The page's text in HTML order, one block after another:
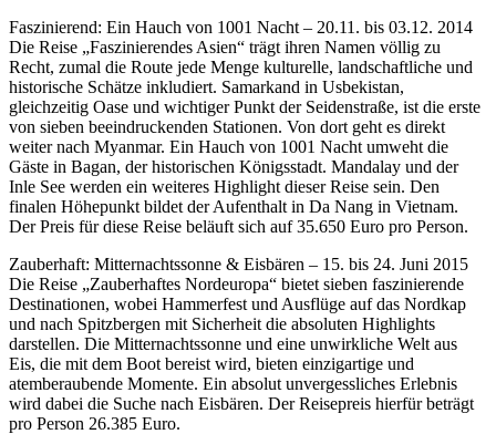
Faszinierend: Ein Hauch von 1001 Nacht – 20.11. bis 03.12. 2014
Die Reise „Faszinierendes Asien“ trägt ihren Namen völlig zu
Recht, zumal die Route jede Menge kulturelle, landschaftliche und
historische Schätze inkludiert. Samarkand in Usbekistan,
gleichzeitig Oase und wichtiger Punkt der Seidenstraße, ist die erste
von sieben beeindruckenden Stationen. Von dort geht es direkt
weiter nach Myanmar. Ein Hauch von 1001 Nacht umweht die
Gäste in Bagan, der historischen Königsstadt. Mandalay und der
Inle See werden ein weiteres Highlight dieser Reise sein. Den
finalen Höhepunkt bildet der Aufenthalt in Da Nang in Vietnam.
Der Preis für diese Reise beläuft sich auf 35.650 Euro pro Person.
Zauberhaft: Mitternachtssonne & Eisbären – 15. bis 24. Juni 2015
Die Reise „Zauberhaftes Nordeuropa“ bietet sieben faszinierende
Destinationen, wobei Hammerfest und Ausflüge auf das Nordkap
und nach Spitzbergen mit Sicherheit die absoluten Highlights
darstellen. Die Mitternachtssonne und eine unwirkliche Welt aus
Eis, die mit dem Boot bereist wird, bieten einzigartige und
atemberaubende Momente. Ein absolut unvergessliches Erlebnis
wird dabei die Suche nach Eisbären. Der Reisepreis hierfür beträgt
pro Person 26.385 Euro.